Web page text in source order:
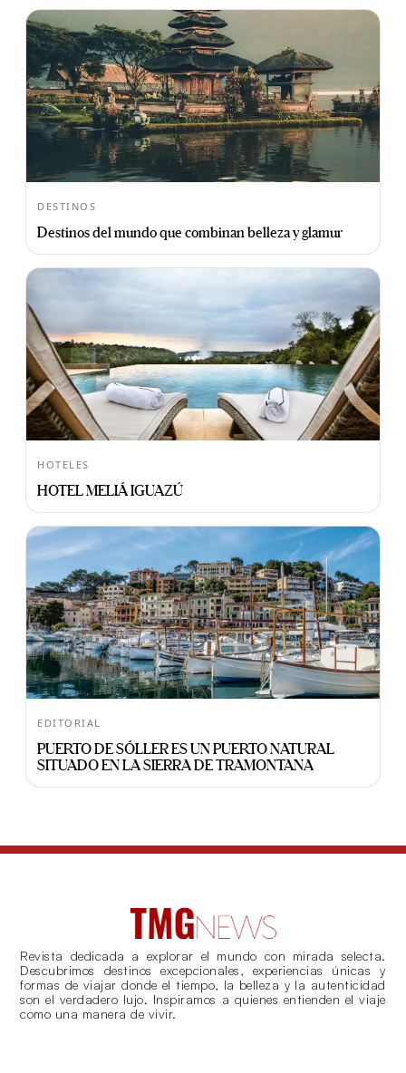
DESTINOS
Destinos del mundo que combinan belleza y glamur
HOTELES
HOTEL MELIÁ IGUAZÚ
EDITORIAL
PUERTO DE SÓLLER ES UN PUERTO NATURAL
SITUADO EN LA SIERRA DE TRAMONTANA
Revista dedicada a explorar el mundo con mirada selecta.
Descubrimos destinos excepcionales, experiencias únicas y
formas de viajar donde el tiempo, la belleza y la autenticidad
son el verdadero lujo. Inspiramos a quienes entienden el viaje
como una manera de vivir.